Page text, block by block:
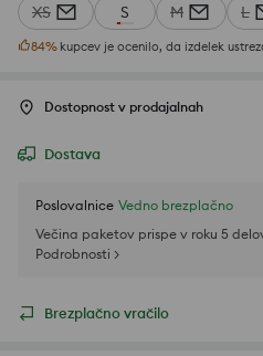
XS S M L
84% kupcev je ocenilo, da izdelek
Dostopnost v prodajalnah
Dostava
Poslovalnice Vedno brezplačno
Večina paketov prispe v roku 5
Podrobnosti >
Brezplačno vračilo